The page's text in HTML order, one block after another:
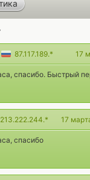
87.117.189.* 17
спасибо. Быстрый
213.222.244.* 17
спасибо